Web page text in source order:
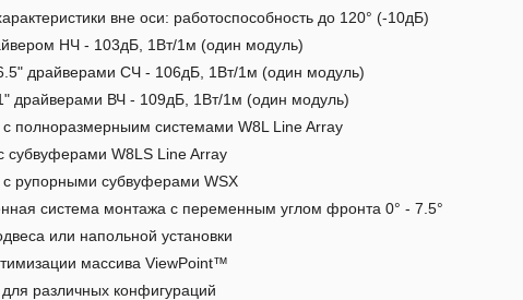
вне оси: работоспособность до 120° (-10дБ)
НЧ - 103дБ, 1Вт/1м (один модуль)
драйверами СЧ - 106дБ, 1Вт/1м (один модуль)
драйверами ВЧ - 109дБ, 1Вт/1м (один модуль)
полноразмерныим системами W8L Line Array
субвуферами W8LS Line Array
с рупорными субвуферами WSX
система монтажа с переменным углом фронта 0° - 7.5°
или напольной установки
массива ViewPoint™
различных конфигураций